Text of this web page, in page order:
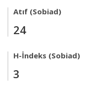
Atıf (Sobiad)
24
H-İndeks (Sobiad)
3